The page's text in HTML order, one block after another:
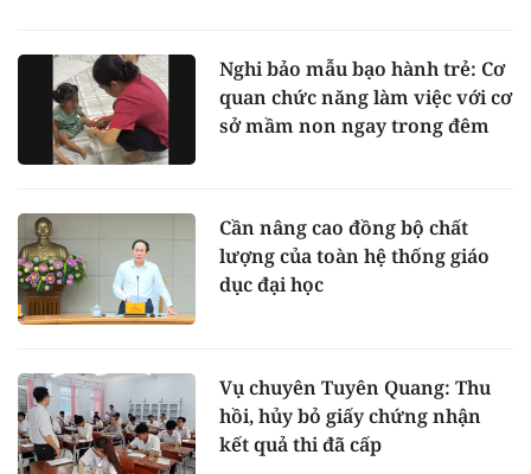
Nghi bảo mẫu bạo hành trẻ: Cơ
quan chức năng làm việc với cơ
sở mầm non ngay trong đêm
Cần nâng cao đồng bộ chất
lượng của toàn hệ thống giáo
dục đại học
Vụ chuyên Tuyên Quang: Thu
hồi, hủy bỏ giấy chứng nhận
kết quả thi đã cấp